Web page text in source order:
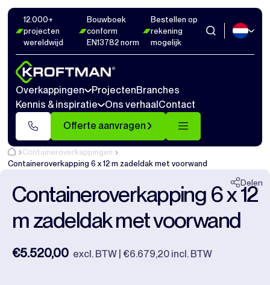
12.000+
projecten
wereldwijd
Bouwboek
conform
EN13782 norm
Bestellen op
rekening
mogelijk
Overkappingen ProjectenBranches
Kennis & inspiratie
Ons verhaalContact
Offerte aanvragen
Containeroverkappingen
Containeroverkapping 6 x 12 m zadeldak met voorwand
Delen
Containeroverkapping 6 x 12
m zadeldak met voorwand
€5.520,00 excl. BTW | €6.679,20 incl. BTW
Foto's Afmetingen1 Video's
Sluiten